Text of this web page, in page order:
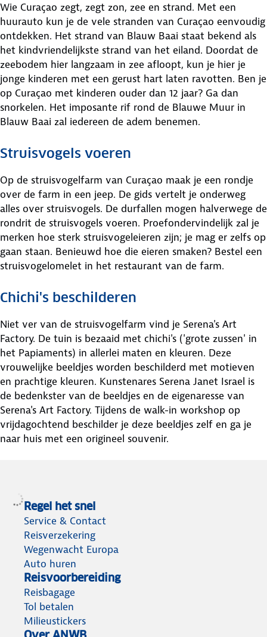
Wie Curaçao zegt, zegt zon, zee en strand. Met een
huurauto kun je de vele stranden van Curaçao eenvoudig
ontdekken. Het strand van Blauw Baai staat bekend als
het kindvriendelijkste strand van het eiland. Doordat de
zeebodem hier langzaam in zee afloopt, kun je hier je
jonge kinderen met een gerust hart laten ravotten. Ben je
op Curaçao met kinderen ouder dan 12 jaar? Ga dan
snorkelen. Het imposante rif rond de Blauwe Muur in
Blauw Baai zal iedereen de adem benemen.
Struisvogels voeren
Op de struisvogelfarm van Curaçao maak je een rondje
over de farm in een jeep. De gids vertelt je onderweg
alles over struisvogels. De durfallen mogen halverwege de
rondrit de struisvogels voeren. Proefondervindelijk zal je
merken hoe sterk struisvogeleieren zijn; je mag er zelfs op
gaan staan. Benieuwd hoe die eieren smaken? Bestel een
struisvogelomelet in het restaurant van de farm.
Chichi's beschilderen
Niet ver van de struisvogelfarm vind je Serena's Art
Factory. De tuin is bezaaid met chichi's ('grote zussen' in
het Papiaments) in allerlei maten en kleuren. Deze
vrouwelijke beeldjes worden beschilderd met motieven
en prachtige kleuren. Kunstenares Serena Janet Israel is
de bedenkster van de beeldjes en de eigenaresse van
Serena's Art Factory. Tijdens de walk-in workshop op
vrijdagochtend beschilder je deze beeldjes zelf en ga je
naar huis met een origineel souvenir.
Regel het snel
Service & Contact
Reisverzekering
Wegenwacht Europa
Auto huren
Reisvoorbereiding
Reisbagage
Tol betalen
Milieustickers